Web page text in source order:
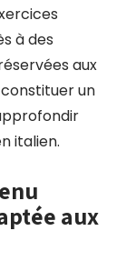
à des
aux
un
italien.
aux